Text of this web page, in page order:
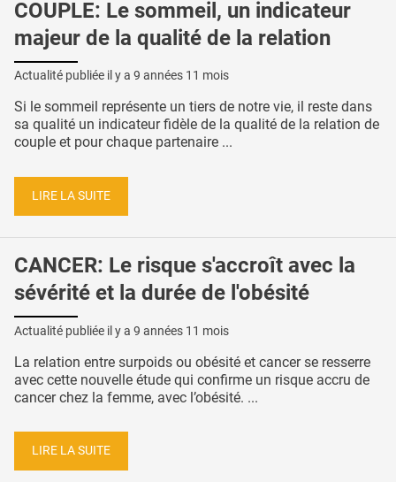
COUPLE: Le sommeil, un indicateur
majeur de la qualité de la relation
Actualité publiée il y a 9 années 11 mois
Si le sommeil représente un tiers de notre vie, il reste dans
sa qualité un indicateur fidèle de la qualité de la relation de
couple et pour chaque partenaire ...
LIRE LA SUITE
CANCER: Le risque s'accroît avec la
sévérité et la durée de l'obésité
Actualité publiée il y a 9 années 11 mois
La relation entre surpoids ou obésité et cancer se resserre
avec cette nouvelle étude qui confirme un risque accru de
cancer chez la femme, avec l’obésité. ...
LIRE LA SUITE